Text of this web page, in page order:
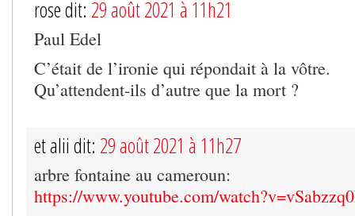
rose dit: 29 août 2021 à 11h21
Paul Edel
C’était de l’ironie qui répondait à la vôtre.
Qu’attendent-ils d’autre que la mort ?
et alii dit: 29 août 2021 à 11h27
arbre fontaine au cameroun:
https://www.youtube.com/